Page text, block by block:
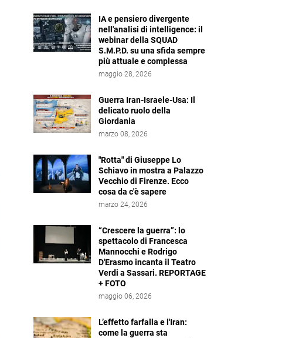
IA e pensiero divergente
nell'analisi di intelligence: il
webinar della SQUAD
S.M.P.D. su una sfida sempre
più attuale e complessa
maggio 28, 2026
Guerra Iran-Israele-Usa: Il
delicato ruolo della
Giordania
marzo 08, 2026
"Rotta" di Giuseppe Lo
Schiavo in mostra a Palazzo
Vecchio di Firenze. Ecco
cosa da c'è sapere
marzo 24, 2026
“Crescere la guerra”: lo
spettacolo di Francesca
Mannocchi e Rodrigo
D'Erasmo incanta il Teatro
Verdi a Sassari. REPORTAGE
+ FOTO
maggio 06, 2026
L’effetto farfalla e l'Iran:
come la guerra sta